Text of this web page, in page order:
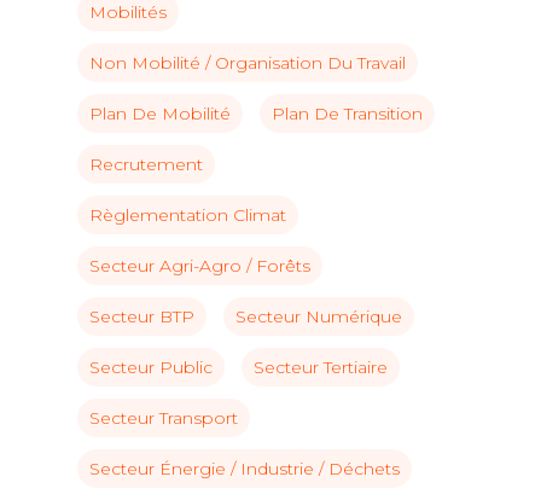
Mobilités
Non Mobilité / Organisation Du Travail
Plan De Mobilité Plan De Transition
Recrutement
Règlementation Climat
Secteur Agri-Agro / Forêts
Secteur BTP Secteur Numérique
Secteur Public Secteur Tertiaire
Secteur Transport
Secteur Énergie / Industrie / Déchets